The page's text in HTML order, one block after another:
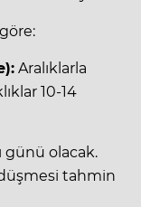
Aralıklarla
10-14
günü olacak.
tahmin